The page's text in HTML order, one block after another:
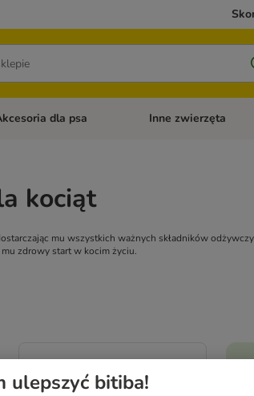
dla kota
menu kategorii: Karma dla psa
dla psa Otwórz menu
Inne zwierzęta
kociąt
mu wszystkich ważnych składników
zdrowy start w kocim życiu.
ulepszyć bitiba!